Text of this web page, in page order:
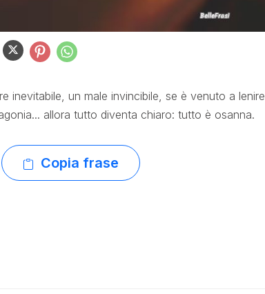
inevitabile, un male invincibile, se è venuto a lenire
allora tutto diventa chiaro: tutto è osanna.
Copia frase